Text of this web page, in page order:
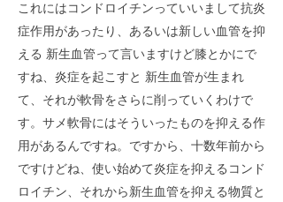
これにはコンドロイチンっていいまして抗炎
症作用があったり、あるいは新しい血管を抑
える 新生血管って言いますけど膝とかにで
すね、炎症を起こすと 新生血管が生まれ
て、それが軟骨をさらに削っていくわけで
す。サメ軟骨にはそういったものを抑える作
用があるんですね。ですから、十数年前から
ですけどね、使い始めて炎症を抑えるコンド
ロイチン、それから新生血管を抑える物質と